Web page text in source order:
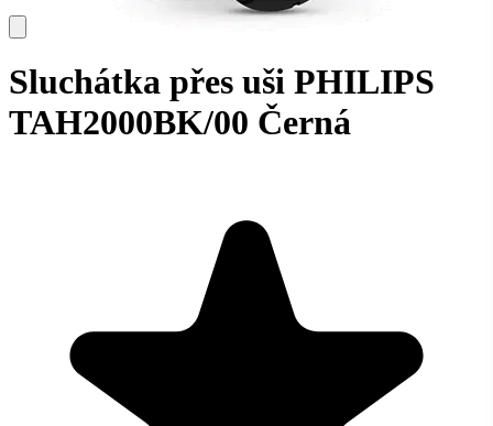
Sluchátka přes uši PHILIPS
TAH2000BK/00 Černá